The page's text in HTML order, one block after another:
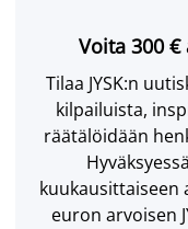
Voita 300 €
Tilaa JYSK:n
kilpailuista,
räätälöidään
kuukausittaiseen
euron arvoisen